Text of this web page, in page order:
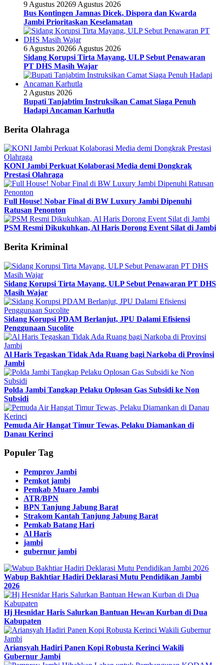
9 Agustus 20269 Agustus 2026
Bus Kontingen Jamnas Dicek, Dispora dan Kwarda
Jambi Prioritaskan Keselamatan
6 Agustus 20266 Agustus 2026
Sidang Korupsi Tirta Mayang, ULP Sebut Penawaran
PT DHS Masih Wajar
2 Agustus 2026
Bupati Tanjabtim Instruksikan Camat Siaga Penuh
Hadapi Ancaman Karhutla
Berita Olahraga
KONI Jambi Perkuat Kolaborasi Media demi Dongkrak
Prestasi Olahraga
Full House! Nobar Final di BW Luxury Jambi Dipenuhi
Ratusan Penonton
PSM Resmi Dikukuhkan, Al Haris Dorong Event Silat di Jambi
Berita Kriminal
Sidang Korupsi Tirta Mayang, ULP Sebut Penawaran PT DHS
Masih Wajar
Sidang Korupsi PDAM Berlanjut, JPU Dalami Efisiensi
Penggunaan Sucolite
Al Haris Tegaskan Tidak Ada Ruang bagi Narkoba di Provinsi
Jambi
Polda Jambi Tangkap Pelaku Oplosan Gas Subsidi ke Non
Subsidi
Pemuda Air Hangat Timur Tewas, Pelaku Diamankan di
Danau Kerinci
Populer Tag
Pemprov Jambi
Pemkot jambi
Pemkab Muaro Jambi
ATR/BPN
BPN Tanjung Jabung Barat
Strakom Kantah Tanjung Jabung Barat
Pemkab Batang Hari
Al Haris
jambi
gubernur jambi
Wabup Bakhtiar Hadiri Deklarasi Mutu Pendidikan Jambi
2026
Hj Hesnidar Haris Salurkan Bantuan Hewan Kurban di Dua
Kabupaten
Ariansyah Hadiri Panen Kopi Robusta Kerinci Wakili
Gubernur Jambi